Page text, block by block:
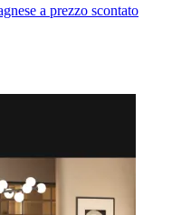
a prezzo scontato